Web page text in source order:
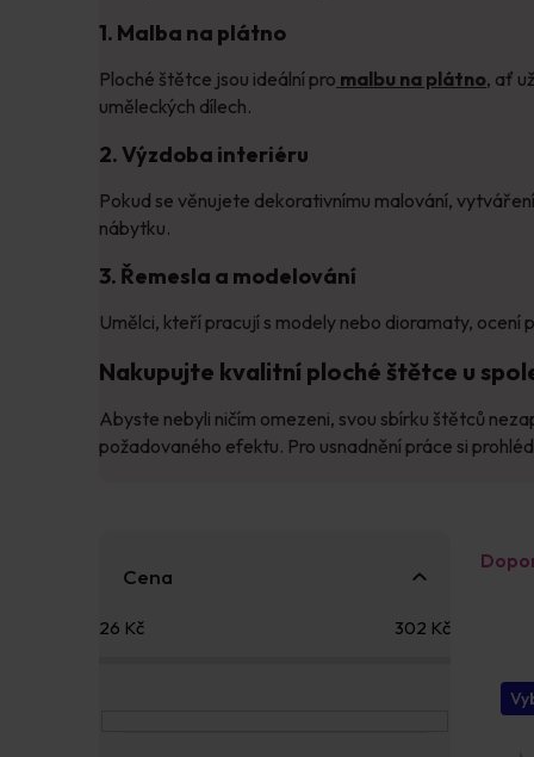
1. Malba na plátno
Ploché štětce jsou ideální pro malbu na plátno, ať
uměleckých dílech.
2. Výzdoba interiéru
Pokud se věnujete dekorativnímu malování, vytváření
nábytku.
3. Řemesla a modelování
Umělci, kteří pracují s modely nebo dioramaty,
Nakupujte kvalitní ploché štětce u
Abyste nebyli ničím omezeni, svou sbírku štětců
požadovaného efektu. Pro usnadnění práce si
t
Cena
26 Kč 302 Kč
a